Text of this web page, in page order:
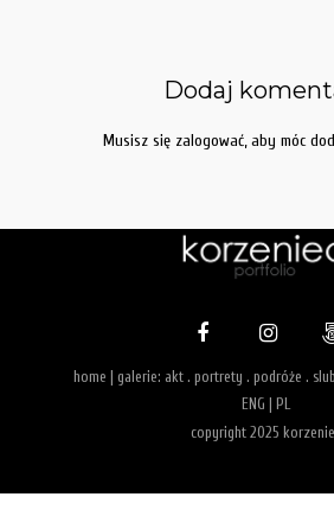
Dodaj
Musisz się zalogować, aby móc
home | galerie: akt. portrety . podróże .
ENG
PL
copyright 2025